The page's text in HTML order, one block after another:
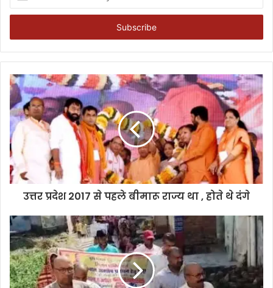
Email
उत्तर प्रदेश 2017 से पहले बीमारू राज्य था , होते थे दंगे